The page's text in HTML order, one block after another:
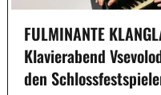
FULMINANTE
Klavierabend
den